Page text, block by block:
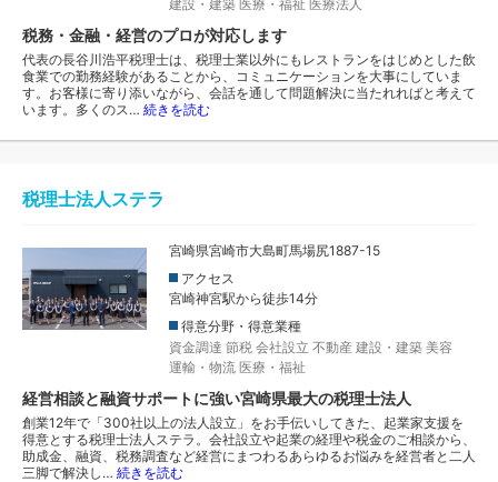
建設・建築 医療・福祉 医療法人
税務・金融・経営のプロが対応します
代表の長谷川浩平税理士は、税理士業以外にもレストランをはじめとした飲
食業での勤務経験があることから、コミュニケーションを大事にしていま
す。お客様に寄り添いながら、会話を通して問題解決に当たれればと考えて
います。多くのス… 続きを読む
税理士法人ステラ
宮崎県宮崎市大島町馬場尻1887-15
アクセス
宮崎神宮駅から徒歩14分
得意分野・得意業種
資金調達 節税 会社設立 不動産 建設・建築 美容
運輸・物流 医療・福祉
経営相談と融資サポートに強い宮崎県最大の税理士法人
創業12年で「300社以上の法人設立」をお手伝いしてきた、起業家支援を
得意とする税理士法人ステラ。会社設立や起業の経理や税金のご相談から、
助成金、融資、税務調査など経営にまつわるあらゆるお悩みを経営者と二人
三脚で解決し… 続きを読む